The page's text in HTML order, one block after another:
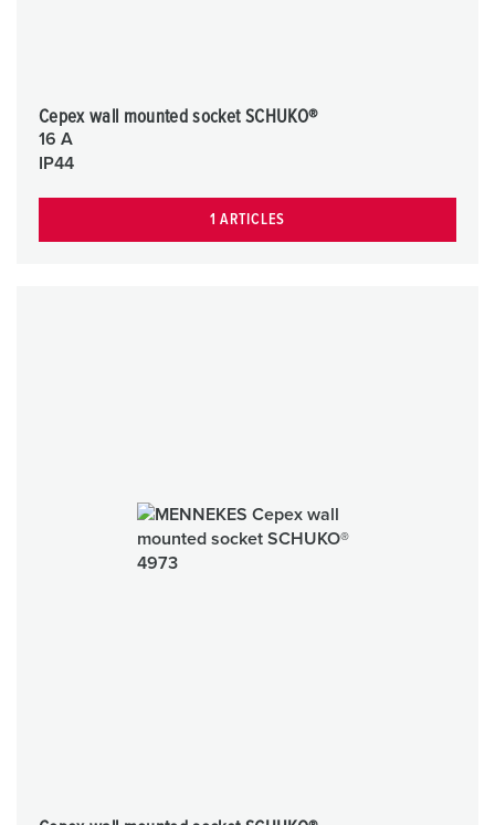
Cepex wall mounted socket SCHUKO®
16 A
IP44
1 ARTICLES